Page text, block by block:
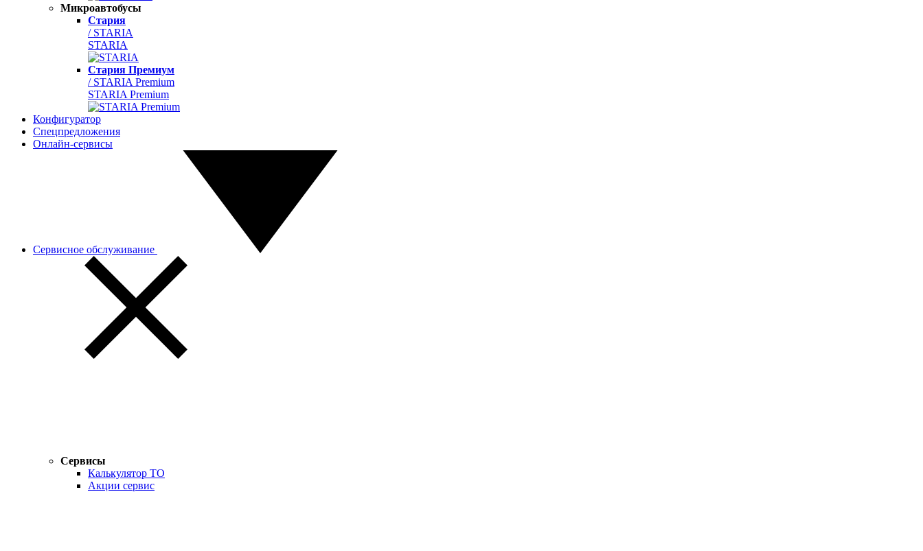
Микроавтобусы
Стария
/ STARIA
STARIA
Стария Премиум
/ STARIA Premium
STARIA Premium
Конфигуратор
Спецпредложения
Онлайн-сервисы
Сервисное обслуживание
Сервисы
Калькулятор ТО
Акции сервис